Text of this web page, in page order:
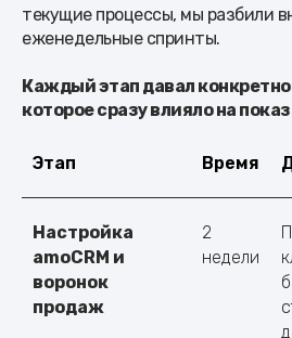
текущие процессы, мы разбили
еженедельные спринты.
Каждый этап давал
которое сразу влияло на
Этап Время
Настройка
amoCRM и
воронок
продаж
2
недели